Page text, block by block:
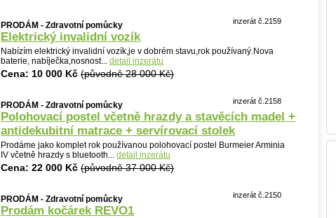
inzerát č.2159
PRODÁM - Zdravotní pomůcky
Elektrický invalidní vozík
Nabízím elektrický invalidní vozík,je v dobrém stavu,rok používaný.Nova
baterie, nabíječka,nosnost... detail inzerátu
Cena: 10 000 Kč (původně 28 000 Kč)
inzerát č.2158
PRODÁM - Zdravotní pomůcky
Polohovací postel včetně hrazdy a stavěcích madel +
antidekubitní matrace + servírovací stolek
Prodáme jako komplet rok používanou polohovací postel Burmeier Arminia
IV včetně hrazdy s bluetooth... detail inzerátu
Cena: 22 000 Kč (původně 37 000 Kč)
inzerát č.2150
PRODÁM - Zdravotní pomůcky
Prodám kočárek REVO1
Detail